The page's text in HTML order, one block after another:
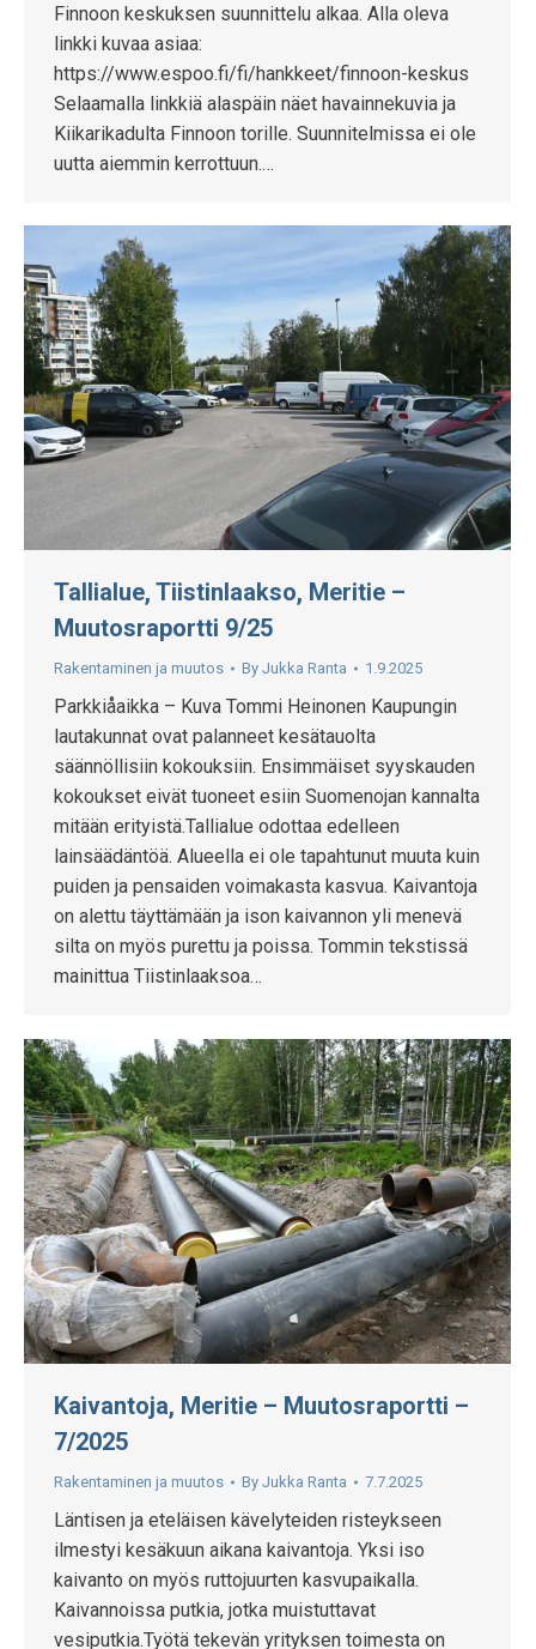
Finnoon keskuksen suunnittelu alkaa. Alla oleva
linkki kuvaa asiaa:
https://www.espoo.fi/fi/hankkeet/finnoon-keskus
Selaamalla linkkiä alaspäin näet havainnekuvia ja
Kiikarikadulta Finnoon torille. Suunnitelmissa ei ole
uutta aiemmin kerrottuun.…
Tallialue, Tiistinlaakso, Meritie –
Muutosraportti 9/25
Rakentaminen ja muutos By Jukka Ranta 1.9.2025
Parkkiåaikka – Kuva Tommi Heinonen Kaupungin
lautakunnat ovat palanneet kesätauolta
säännöllisiin kokouksiin. Ensimmäiset syyskauden
kokoukset eivät tuoneet esiin Suomenojan kannalta
mitään erityistä.Tallialue odottaa edelleen
lainsäädäntöä. Alueella ei ole tapahtunut muuta kuin
puiden ja pensaiden voimakasta kasvua. Kaivantoja
on alettu täyttämään ja ison kaivannon yli menevä
silta on myös purettu ja poissa. Tommin tekstissä
mainittua Tiistinlaaksoa…
Kaivantoja, Meritie – Muutosraportti –
7/2025
Rakentaminen ja muutos By Jukka Ranta 7.7.2025
Läntisen ja eteläisen kävelyteiden risteykseen
ilmestyi kesäkuun aikana kaivantoja. Yksi iso
kaivanto on myös ruttojuurten kasvupaikalla.
Kaivannoissa putkia, jotka muistuttavat
vesiputkia.Työtä tekevän yrityksen toimesta on